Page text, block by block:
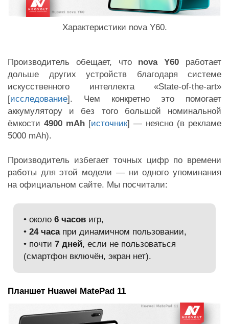
Характеристики nova Y60.
Производитель обещает, что nova Y60 работает
дольше других устройств благодаря системе
искусственного интеллекта «State-of-the-art»
[исследование]. Чем конкретно это помогает
аккумулятору и без того большой номинальной
ёмкости 4900 mAh [источник] — неясно (в рекламе
5000 mAh).
Производитель избегает точных цифр по времени
работы для этой модели — ни одного упоминания
на официальном сайте. Мы посчитали:
• около6 часов игр,
•24 часапри динамичном пользовании,
• почти7 дней, если не пользоваться
(смартфон включён, экран нет).
Планшет Huawei MatePad 11